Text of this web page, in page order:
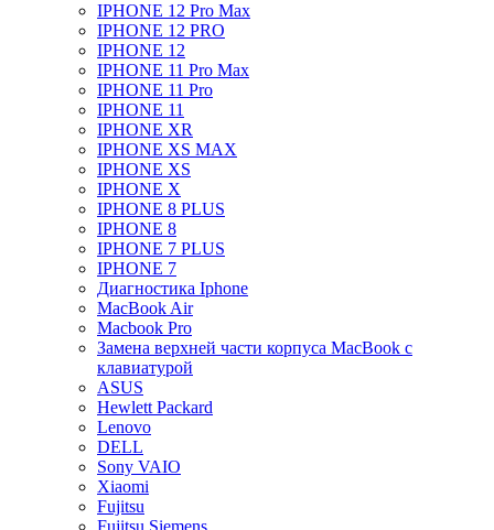
IPHONE 12 Pro Max
IPHONE 12 PRO
IPHONE 12
IPHONE 11 Pro Max
IPHONE 11 Pro
IPHONE 11
IPHONE XR
IPHONE XS MAX
IPHONE XS
IPHONE X
IPHONE 8 PLUS
IPHONE 8
IPHONE 7 PLUS
IPHONE 7
Диагностика Iphone
MacBook Air
Macbook Pro
Замена верхней части корпуса MacBook с
клавиатурой
ASUS
Hewlett Packard
Lenovo
DELL
Sony VAIO
Xiaomi
Fujitsu
Fujitsu Siemens